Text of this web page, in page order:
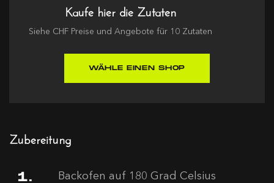
Kaufe hier die Zutaten
Siehe CHF Preise und Angebote für 10 Zutaten
WÄHLE EINEN SHOP
Zubereitung
Backofen auf 180 Grad Celsius